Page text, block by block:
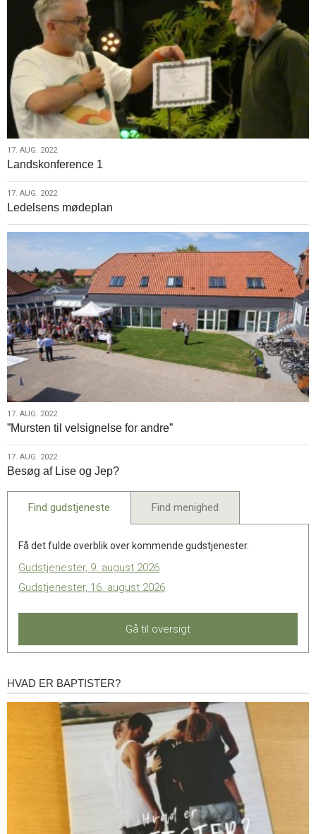
17.
aug.
2022
17. AUG. 2022
Landskonference 1
17.
aug.
2022
17. AUG. 2022
Ledelsens mødeplan
17.
aug.
2022
17. AUG. 2022
”Mursten til velsignelse for andre”
17.
aug.
17. AUG. 2022
Besøg af Lise og Jep?
Find gudstjeneste Find menighed
Få det fulde overblik over kommende gudstjenester.
Gudstjenester, 9. august 2026
Gudstjenester, 16. august 2026
Gå til oversigt
Hvad
er
HVAD ER BAPTISTER?